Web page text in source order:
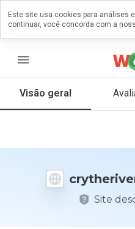
menu
Visão geral
Site
um
que
Este site usa cookies para análises
continuar, você concorda com a